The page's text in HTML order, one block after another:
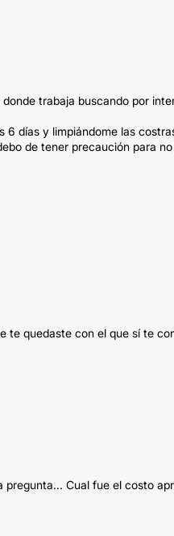
trabaja buscando por
días y limpiándome las
de tener precaución para
te quedaste con el que sí te
Cual fue el costo